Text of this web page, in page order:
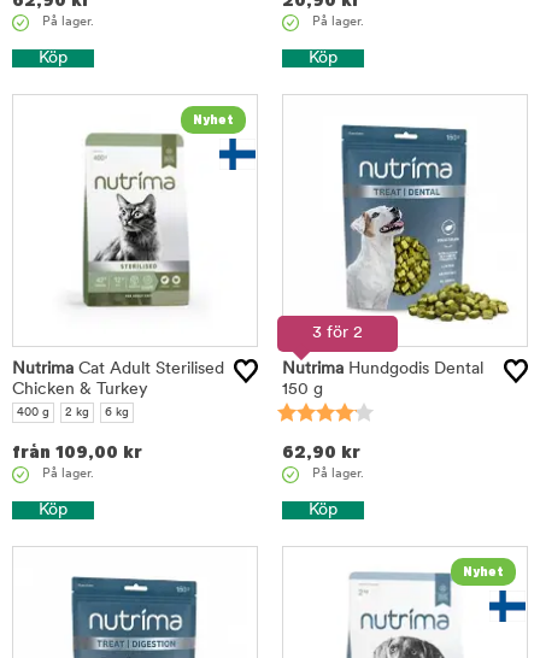
På lager.
Köp
På lager.
Köp
Nutrima Cat Adult Sterilised
Chicken & Turkey
400 g 2 kg 6 kg
från 109,00 kr
På lager.
Köp
3 för 2
Nutrima Hundgodis Dental
150 g
62,90 kr
På lager.
Köp